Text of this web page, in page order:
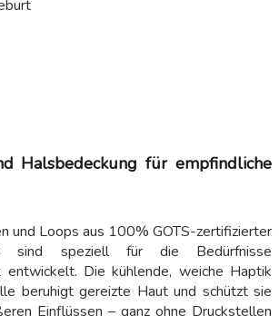
Halsbedeckung für empfindliche
und Loops aus 100% GOTS-zertifizierter
sind speziell für die Bedürfnisse
entwickelt. Die kühlende, weiche Haptik
beruhigt gereizte Haut und schützt sie
Einflüssen – ganz ohne Druckstellen